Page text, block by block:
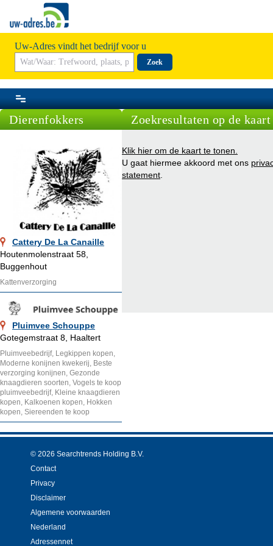
Uw-Adres vindt het bedrijf voor u
Zoek
Dierenfokkers
Cattery De La Canaille
Houtenmolenstraat 58,
Buggenhout
Kattenverzorging
Pluimvee Schouppe
Gotegemstraat 8, Haaltert
Pluimveebedrijf, Legkippen kopen,
Moderne konijnen kwekerij, Beste
verzorging konijnen, Gezonde
knaagdieren soorten, Vogels te koop
pluimveebedrijf, Kleine knaagdieren
kopen, Kalkoenen kopen, Hokken
kopen, Siereenden te koop
Zoekresultaten op de kaart
Klik hier om de kaart te tonen.
U gaat hiermee akkoord met ons
statement
© 2026 Searchtrends Holding B.V.
Contact
Privacy
Disclaimer
Algemene voorwaarden
Nederland
Adressennet